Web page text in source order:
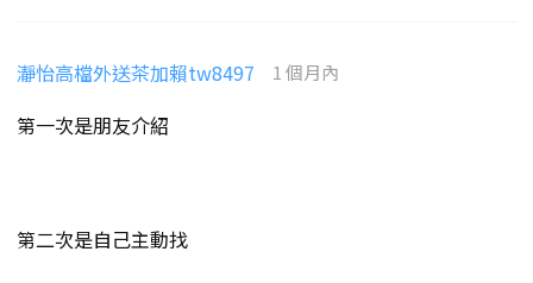
瀞怡高檔外送茶加賴tw8497 1 個月內
第一次是朋友介紹
第二次是自己主動找